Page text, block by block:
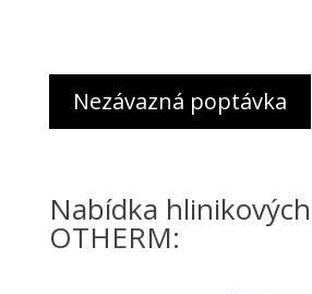
Nezávazná poptávka
Nabídka
OTHERM: